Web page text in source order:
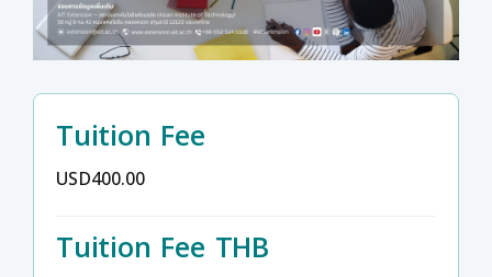
Tuition Fee
USD400.00
Tuition Fee THB